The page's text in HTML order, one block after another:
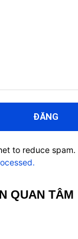
to reduce spam.
QUAN TÂM